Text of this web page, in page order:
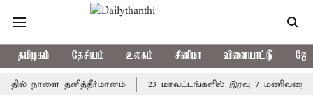
தமிழகம் தேசியம் உலகம் சினிமா விளையாட்டு
நாளை தனித்தீர்மானம் 23 மாவட்டங்களில் இரவு 7 மணிவரை